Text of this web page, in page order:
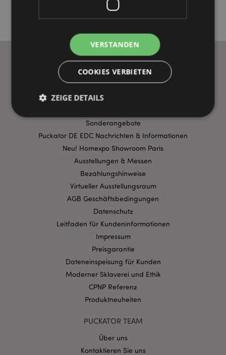
WICHTIGE INFORMATION
Sonderangebote
Puckator DE EDC Nachrichten & Informationen
Neu! Homexpo Showroom Paris
Ausstellungen & Messen
Bezahlungshinweise
Virtueller Ausstellungsraum
AGB Geschäftsbedingungen
Datenschutz
Leitfaden für Kundeninformationen
Impressum
Preisgarantie
Dateneinspeisung für Kunden
Moderner Sklaverei und Ethik
CPNP Referenz
Produktneuheiten
PUCKATOR TEAM
Über uns
Kontaktieren Sie uns
VERSTANDEN
COOKIES VERBIETEN
ZEIGE DETAILS
Unbedingt notwendige
Leistungs
Ausrichten
Funktions
Streng-notwendige-Cookies ermöglichen
Kernfunktionen der Website wie die
Benutzeranmeldung und die Kontoverwaltung.
Ohne unbedingt notwendige cookies kann die
Website nicht richtig genutzt werden.
Name
Domain
CookieScriptConsent
mage-cache-storage-section-